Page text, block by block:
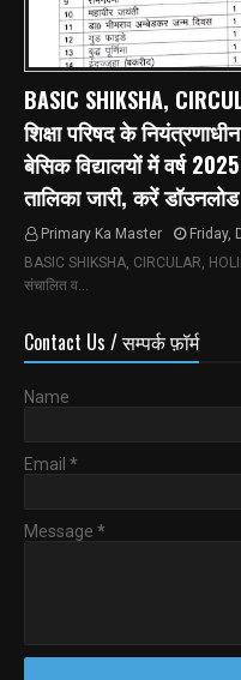
BASIC SHIKSHA,
शिक्षा परिषद के
बेसिक विद्यालयों में वर्ष
तालिका जारी, करें डॉउनलोड
Primary Ka Master
Friday,
BASIC SHIKSHA, CIRCULAR,
संचालित व…
Contact Us / सम्पर्क फ़ॉर्म
Name
Email *
Message *